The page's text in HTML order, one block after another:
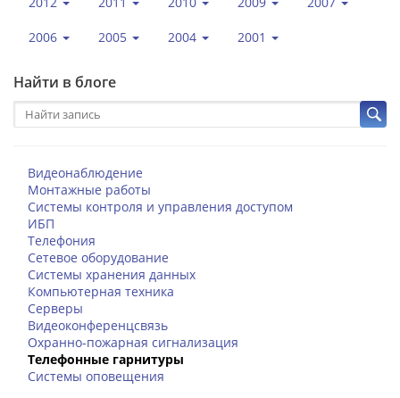
2006 2005 2004 2001
Найти в блоге
Видеонаблюдение
Монтажные работы
Системы контроля и управления доступом
ИБП
Телефония
Сетевое оборудование
Системы хранения данных
Компьютерная техника
Серверы
Видеоконференцсвязь
Охранно-пожарная сигнализация
Телефонные гарнитуры
Системы оповещения